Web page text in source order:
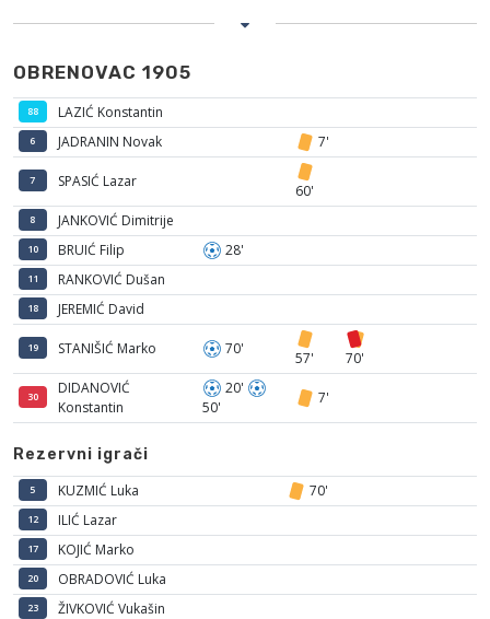
OBRENOVAC 1905
88 LAZIĆ Konstantin
6 JADRANIN Novak 7'
7 SPASIĆ Lazar
60'
8 JANKOVIĆ Dimitrije
10 BRUIĆ Filip 28'
11 RANKOVIĆ Dušan
18 JEREMIĆ David
19 STANIŠIĆ Marko 70'
57' 70'
30
DIDANOVIĆ
Konstantin
20'
50'
7'
Rezervni igrači
5 KUZMIĆ Luka 70'
12 ILIĆ Lazar
17 KOJIĆ Marko
20 OBRADOVIĆ Luka
23 ŽIVKOVIĆ Vukašin